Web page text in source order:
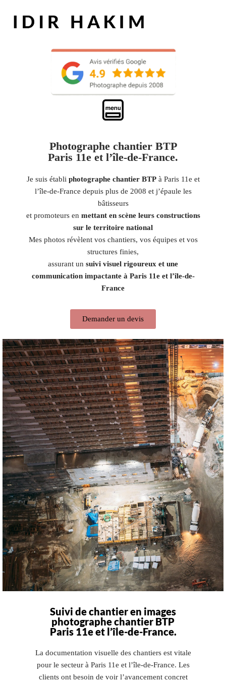
Photographe chantier BTP
Paris 11e et l’île-de-France.
Je suis établi photographe chantier BTPà Paris 11e et
l’île-de-France depuis plus de 2008 et j’épaule les
bâtisseurs
et promoteurs en mettant en scène leurs constructions
sur le territoire national
Mes photos révèlent vos chantiers, vos équipes et vos
structures finies,
assurant un suivi visuel rigoureux et une
communication impactante à Paris 11e et l’île-de-
France
Demander un devis
Suivi de chantier en images
photographe chantier BTP
Paris 11e et l’île-de-France.
La documentation visuelle des chantiers est vitale
pour le secteur à Paris 11e et l’île-de-France. Les
clients ont besoin de voir l’avancement concret